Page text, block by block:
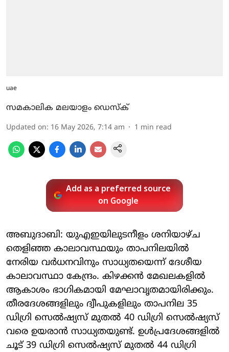
uae
സമകാലിക മലയാളം ഡെസ്ക്
Updated on: 16 May 2026, 7:14 am 1 min read
Add as a preferred source
on Google
അബുദാബി: യുഎഇയിലുടനീളം ശനിയാഴ്ച
തെളിഞ്ഞ കാലാവസ്ഥയും താപനിലയില്‍
നേരിയ വര്‍ധനവിനും സാധ്യതയെന്ന് ദേശീയ
കാലാവസ്ഥാ കേന്ദ്രം. കിഴക്കന്‍ മേഖലകളില്‍
ആകാശം ഭാഗികമായി മേഘാവൃതമായിരിക്കും.
തീരദേശങ്ങളിലും ദ്വീപുകളിലും താപനില 35
ഡിഗ്രി സെല്‍ഷ്യസ് മുതല്‍ 40 ഡിഗ്രി സെല്‍ഷ്യസ്
വരെ ഉയരാന്‍ സാധ്യതയുണ്ട്. ഉള്‍പ്രദേശങ്ങളില്‍
ചൂട് 39 ഡിഗ്രി സെല്‍ഷ്യസ് മുതല്‍ 44 ഡിഗ്രി